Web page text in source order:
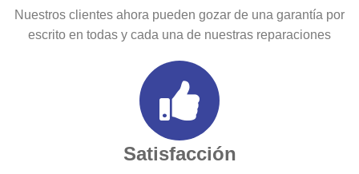
Nuestros clientes ahora pueden gozar de una garantía por
escrito en todas y cada una de nuestras reparaciones
Satisfacción